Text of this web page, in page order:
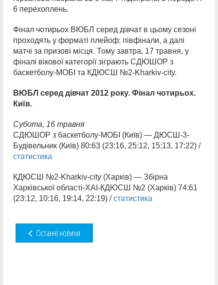
6 перехоплень.
Фінал чотирьох ВЮБЛ серед дівчат в цьому сезоні
проходять у форматі плейоф: півфінали, а далі
матчі за призові місця. Тому завтра, 17 травня, у
фіналі вікової категорії зіграють СДЮШОР з
баскетболу-МОБІ та КДЮСШ №2-Kharkiv-city.
ВЮБЛ серед дівчат 2012 року. Фінал чотирьох.
Київ.
Субота, 16 травня
СДЮШОР з баскетболу-МОБІ (Київ) — ДЮСШ-3-
Будівельник (Київ) 80:63 (23:16, 25:12, 15:13, 17:22) /
статистика
КДЮСШ №2-Kharkiv-city (Харків) — Збірна
Харківської області-ХАІ-КДЮСШ №2 (Харків) 74:61
(23:12, 10:16, 19:14, 22:19) /статистика
Останні новини